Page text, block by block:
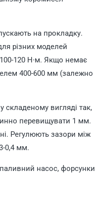
на прокладку.
різних моделей
120 Н∙м. Якщо немає
400-600 мм (залежно
складеному вигляді так,
перевищувати 1 мм.
Регулюють зазори між
0,4 мм.
насос, форсунки